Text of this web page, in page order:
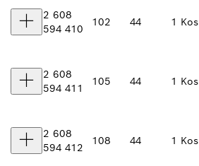
2 608
594 410
102 44 1 Kos
2 608
594 411
105 44 1 Kos
2 608
594 412
108 44 1 Kos